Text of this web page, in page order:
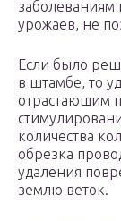
заболеваниям
урожаев, не
Если было
в штамбе, то
отрастающим
количества
обрезка
удаления
землю веток.